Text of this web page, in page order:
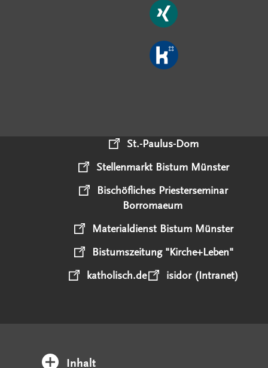
St.-Paulus-Dom
Stellenmarkt Bistum Münster
Bischöfliches Priesterseminar
Borromaeum
Materialdienst Bistum Münster
Bistumszeitung "Kirche+Leben"
katholisch.de
isidor (Intranet)
Inhalt